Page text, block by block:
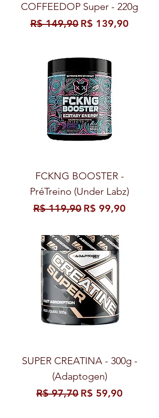
COFFEEDOP Super - 220g
Preço normal
R$ 149,90 Preço
R$ 139,90
FCKNG BOOSTER -
PréTreino (Under Labz)
Preço normal
R$ 119,90 Preço
R$ 99,90
SUPER CREATINA - 300g -
(Adaptogen)
Preço normal
R$ 97,70 Preço
R$ 59,90